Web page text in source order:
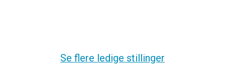
Se flere ledige stillinger